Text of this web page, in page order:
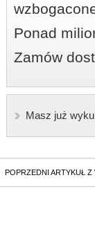
Ponad
Zamów
Masz już
POPRZEDNI ARTYKUŁ Z